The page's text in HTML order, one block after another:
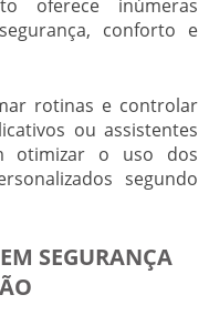
oferece inúmeras
conforto e
rotinas e controlar
ou assistentes
otimizar o uso dos
segundo
SEGURANÇA